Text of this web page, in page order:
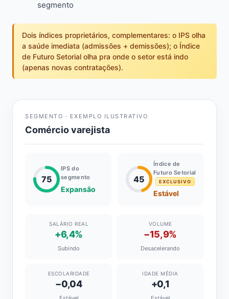
segmento
Dois índices proprietários, complementares: o IPS olha
a saúde imediata (admissões + demissões); o Índice
de Futuro Setorial olha pra onde o setor está indo
(apenas novas contratações).
SEGMENTO · EXEMPLO ILUSTRATIVO
Comércio varejista
75
IPS do
segmento
Expansão
45
Índice de
Futuro Setorial
EXCLUSIVO
Estável
SALÁRIO REAL
+6,4%
Subindo
VOLUME
−15,9%
Desacelerando
ESCOLARIDADE
−0,04
IDADE MÉDIA
+0,1